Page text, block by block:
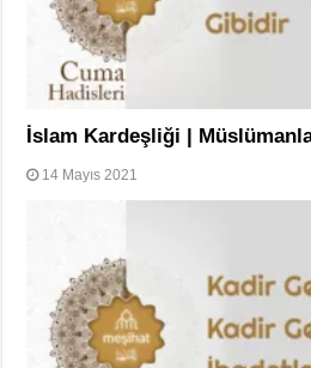
İslam Kardeşliği |
14 Mayıs 2021